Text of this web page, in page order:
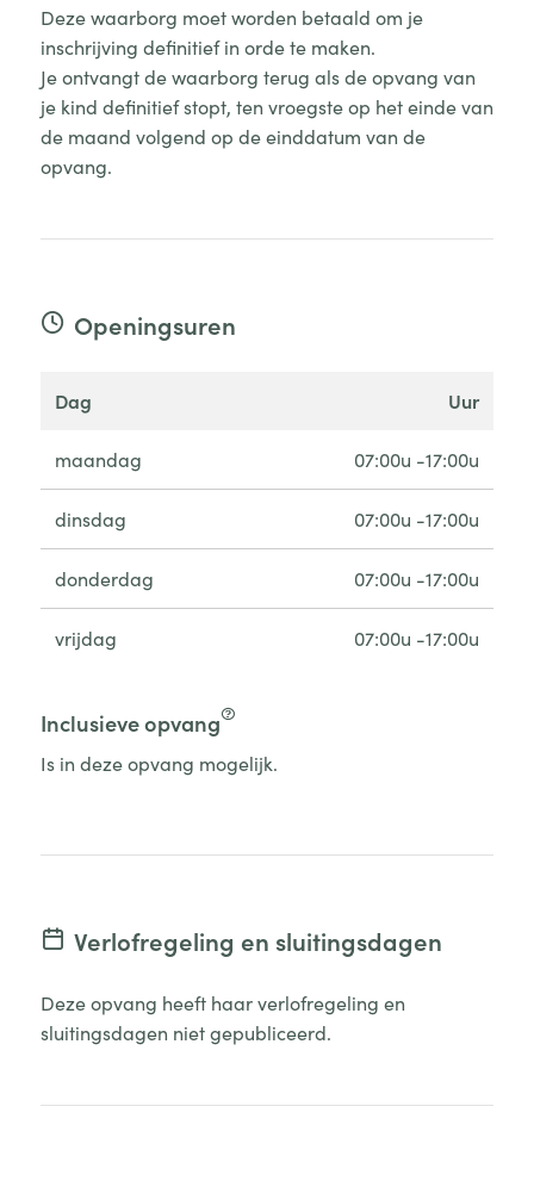
Deze waarborg moet worden betaald om je
inschrijving definitief in orde te maken.
Je ontvangt de waarborg terug als de opvang van
je kind definitief stopt, ten vroegste op het einde van
de maand volgend op de einddatum van de
opvang.
Openingsuren
dag uur
maandag 07:00u -17:00u
dinsdag 07:00u -17:00u
donderdag 07:00u -17:00u
vrijdag 07:00u -17:00u
Inclusieve opvang
Is in deze opvang mogelijk.
Verlofregeling en sluitingsdagen
Deze opvang heeft haar verlofregeling en
sluitingsdagen niet gepubliceerd.